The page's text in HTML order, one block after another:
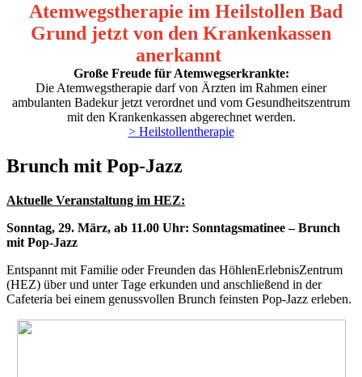
Atemwegstherapie im Heilstollen Bad
Grund jetzt von den Krankenkassen
anerkannt
Große Freude für Atemwegserkrankte:
Die Atem­wegstherapie darf von Ärzten im Rahmen einer
ambulanten Badekur jetzt verordnet und vom Gesundheits­zentrum
mit den Krankenkassen abgerechnet werden.
> Heilstollentherapie
Brunch mit Pop-Jazz
Aktuelle Veranstaltung im HEZ:
Sonntag, 29. März, ab 11.00 Uhr: Sonntagsmatinee – Brunch
mit Pop-Jazz
Entspannt mit Familie oder Freunden das HöhlenErlebnisZentrum
(HEZ) über und unter Tage erkunden und anschließend in der
Cafeteria bei einem genussvollen Brunch feinsten Pop-Jazz erleben.